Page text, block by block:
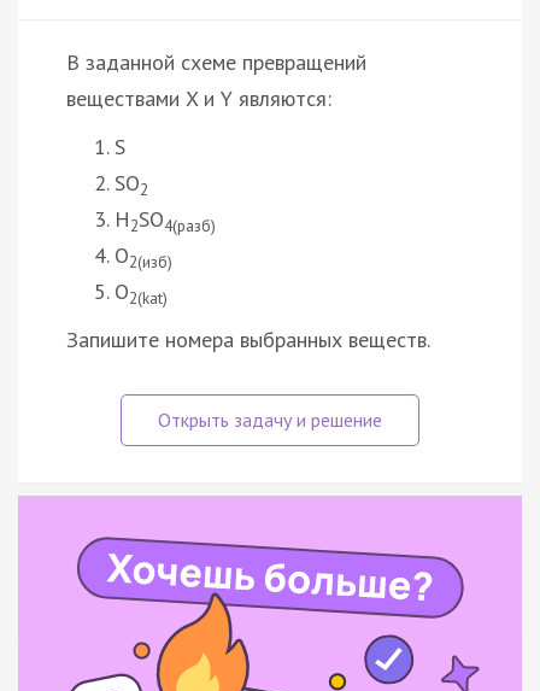
В заданной схеме превращений
веществами X и Y являются:
S
SO2
H2SO4(разб)
O2(изб)
O2(kat)
Запишите номера выбранных веществ.